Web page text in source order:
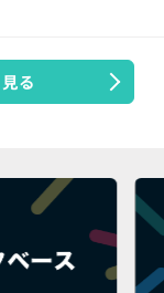
る